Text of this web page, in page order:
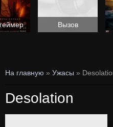
Вызов
На главную » Ужасы »
Desolation